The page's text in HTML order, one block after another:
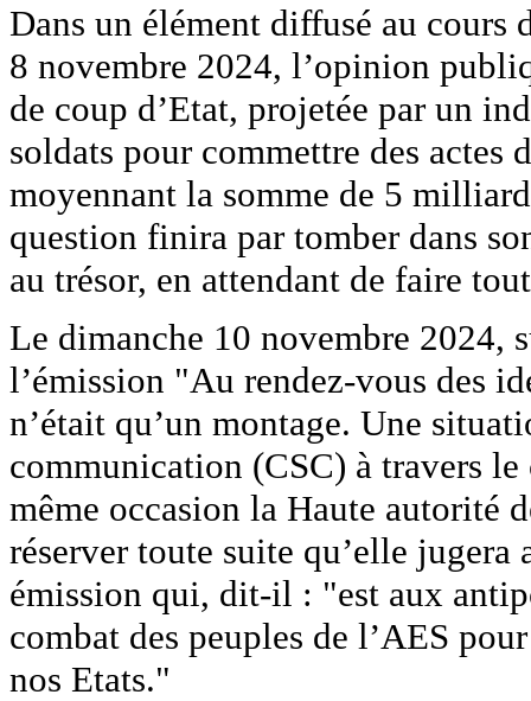
Dans un élément diffusé au
8 novembre 2024, l’opinion
de coup d’Etat, projetée par un
soldats pour commettre des actes
moyennant la somme de 5
question finira par tomber dans
au trésor, en attendant de faire
Le dimanche 10 novembre 2024,
l’émission "Au rendez-vous des
n’était qu’un montage. Une
communication (CSC) à travers
même occasion la Haute autorité
réserver toute suite qu’elle
émission qui, dit-il : "est aux
combat des peuples de l’AES
nos Etats."